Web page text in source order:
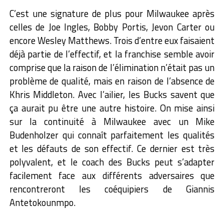
C’est une signature de plus pour Milwaukee après
celles de Joe Ingles, Bobby Portis, Jevon Carter ou
encore Wesley Matthews. Trois d’entre eux faisaient
déjà partie de l’effectif, et la franchise semble avoir
comprise que la raison de l’élimination n’était pas un
problème de qualité, mais en raison de l’absence de
Khris Middleton. Avec l’ailier, les Bucks savent que
ça aurait pu être une autre histoire. On mise ainsi
sur la continuité à Milwaukee avec un Mike
Budenholzer qui connaît parfaitement les qualités
et les défauts de son effectif. Ce dernier est très
polyvalent, et le coach des Bucks peut s’adapter
facilement face aux différents adversaires que
rencontreront les coéquipiers de Giannis
Antetokounmpo.